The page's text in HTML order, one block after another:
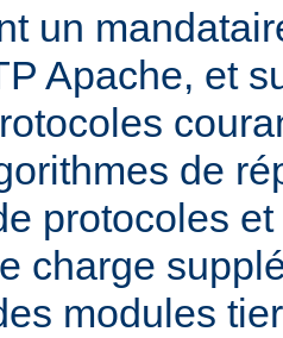
un
Apache, et
de
protocoles
charge
modules